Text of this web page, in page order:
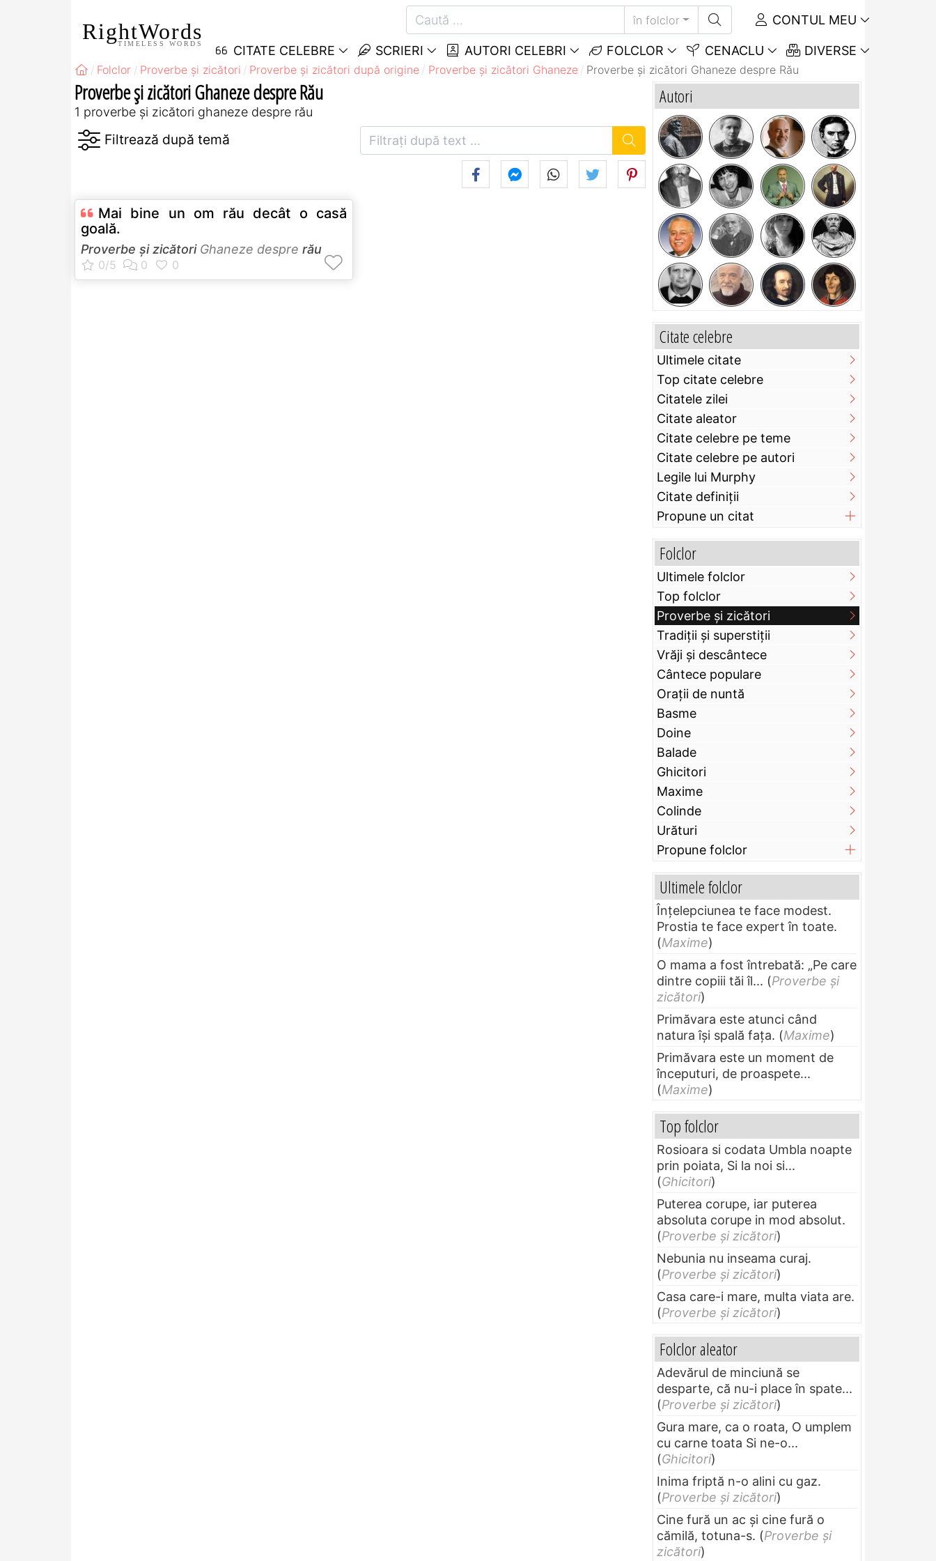
RightWords
TIMELESS WORDS
în folclor CONTUL MEU
CITATE CELEBRE SCRIERI AUTORI CELEBRI FOLCLOR CENACLU DIVERSE
Folclor Proverbe și zicători Proverbe și zicători după origine Proverbe și zicători Ghaneze Proverbe și zicători Ghaneze despre Rău
Proverbe și zicători Ghaneze despre Rău
1 proverbe și zicători ghaneze despre rău
Mai bine un om rău decât o casă
goală.
Proverbe și zicătoriGhaneze despre rău
Autori
Citate celebre
Ultimele citate
Top citate celebre
Citatele zilei
Citate aleator
Citate celebre pe teme
Citate celebre pe autori
Legile lui Murphy
Citate definiţii
Propune un citat
Folclor
Ultimele folclor
Top folclor
Proverbe și zicători
Tradiții și superstiții
Vrăji și descântece
Cântece populare
Orații de nuntă
Basme
Doine
Balade
Ghicitori
Maxime
Colinde
Urături
Propune folclor
Ultimele folclor
Înțelepciunea te face modest.
Prostia te face expert în toate.
(Maxime)
O mama a fost întrebată: „Pe care
dintre copiii tăi îl... (Proverbe și
zicători)
Primăvara este atunci când
natura își spală fața. (Maxime)
Primăvara este un moment de
începuturi, de proaspete...
(Maxime)
Top folclor
Rosioara si codata Umbla noapte
prin poiata, Si la noi si...
(Ghicitori)
Puterea corupe, iar puterea
absoluta corupe in mod absolut.
(Proverbe și zicători)
Nebunia nu inseama curaj.
(Proverbe și zicători)
Casa care-i mare, multa viata are.
(Proverbe și zicători)
Folclor aleator
Adevărul de minciună se
desparte, că nu-i place în spate...
(Proverbe și zicători)
Gura mare, ca o roata, O umplem
cu carne toata Si ne-o...
(Ghicitori)
Inima friptă n-o alini cu gaz.
(Proverbe și zicători)
Cine fură un ac şi cine fură o
cămilă, totuna-s. (Proverbe și
zicători)